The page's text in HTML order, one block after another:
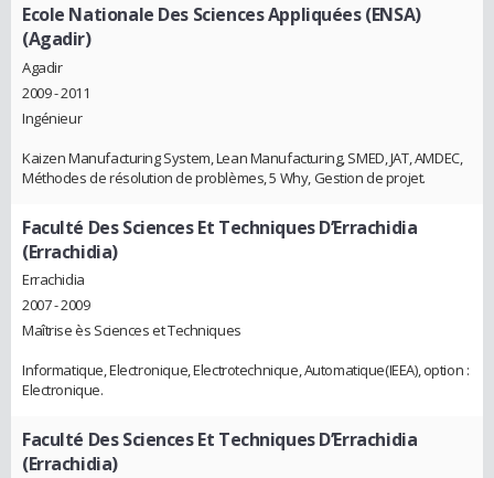
Ecole Nationale Des Sciences Appliquées (ENSA)
(Agadir)
Agadir
2009 - 2011
Ingénieur
Kaizen Manufacturing System, Lean Manufacturing, SMED, JAT, AMDEC,
Méthodes de résolution de problèmes, 5 Why, Gestion de projet.
Faculté Des Sciences Et Techniques D’Errachidia
(Errachidia)
Errachidia
2007 - 2009
Maîtrise ès Sciences et Techniques
Informatique, Electronique, Electrotechnique, Automatique(IEEA), option :
Electronique.
Faculté Des Sciences Et Techniques D’Errachidia
(Errachidia)